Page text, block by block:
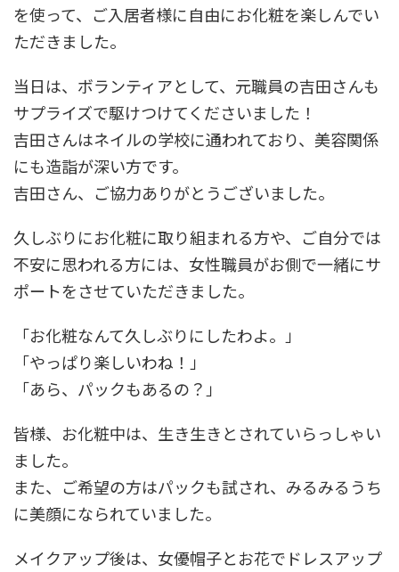
を使って、ご入居者様に自由にお化粧を楽しんでい
ただきました。
当日は、ボランティアとして、元職員の吉田さんも
サプライズで駆けつけてくださいました！
吉田さんはネイルの学校に通われており、美容関係
にも造詣が深い方です。
吉田さん、ご協力ありがとうございました。
久しぶりにお化粧に取り組まれる方や、ご自分では
不安に思われる方には、女性職員がお側で一緒にサ
ポートをさせていただきました。
「お化粧なんて久しぶりにしたわよ。」
「やっぱり楽しいわね！」
「あら、パックもあるの？」
皆様、お化粧中は、生き生きとされていらっしゃい
ました。
また、ご希望の方はパックも試され、みるみるうち
に美顔になられていました。
メイクアップ後は、女優帽子とお花でドレスアップ